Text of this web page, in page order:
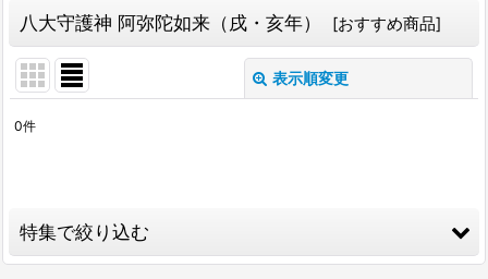
八大守護神 阿弥陀如来（戌・亥年） [おすすめ商品]
表示順変更
絞り込む
0件
特集で絞り込む